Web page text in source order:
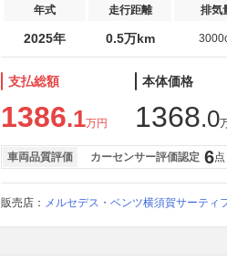
年式 走行距離 排気
2025年 0.5万km
支払総額
1386.1万円
本体価格
1368.0
車両品質評価 カーセンサー評価認定 6点
販売店： メルセデス・ベンツ横須賀サーティ